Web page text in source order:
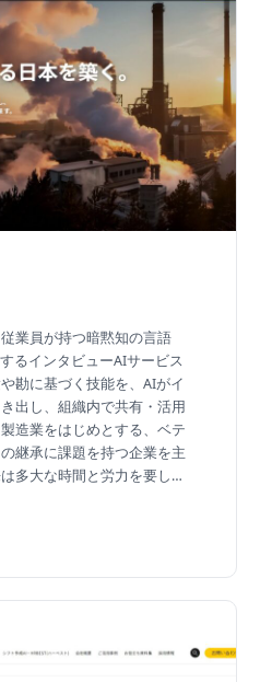
業員が持つ暗黙知の言語
るインタビューAIサービス
勘に基づく技能を、AIがイ
出し、組織内で共有・活用
造業をはじめとする、ベテ
継承に課題を持つ企業を主
多大な時間と労力を要して